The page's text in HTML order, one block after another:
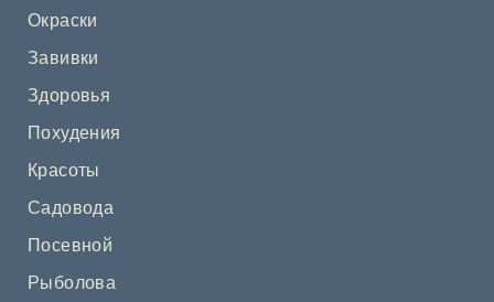
Окраски
Завивки
Здоровья
Похудения
Красоты
Садовода
Посевной
Рыболова